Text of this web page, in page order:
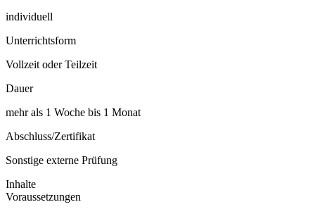
individuell
Unterrichtsform
Vollzeit oder Teilzeit
Dauer
mehr als 1 Woche bis 1 Monat
Abschluss/Zertifikat
Sonstige externe Prüfung
Inhalte
Voraussetzungen